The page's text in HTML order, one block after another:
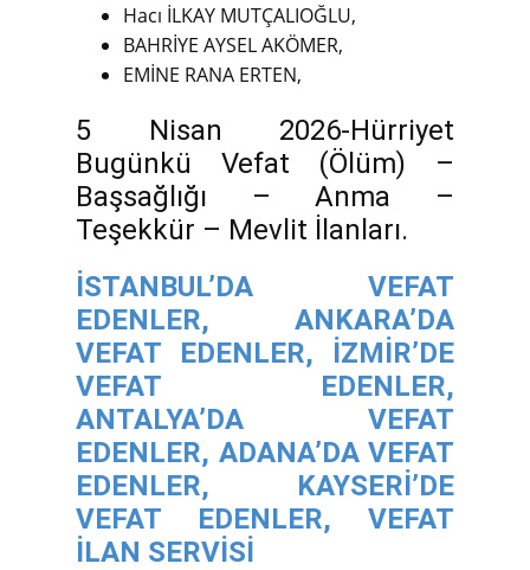
Hacı İLKAY MUTÇALIOĞLU,
BAHRİYE AYSEL AKÖMER,
EMİNE RANA ERTEN,
5 Nisan 2026-Hürriyet
Bugünkü Vefat (Ölüm) –
Başsağlığı – Anma –
Teşekkür – Mevlit İlanları.
İSTANBUL’DA VEFAT
EDENLER,
ANKARA’DA
VEFAT EDENLER,
İZMİR’DE
VEFAT EDENLER,
ANTALYA’DA VEFAT
EDENLER, ADANA’DA VEFAT
EDENLER,
KAYSERİ’DE
VEFAT EDENLER,
VEFAT
İLAN SERVİSİ